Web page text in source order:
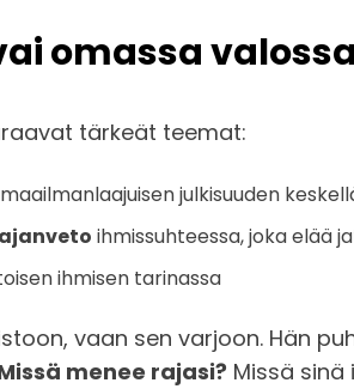
omassa
tärkeät teemat:
maailmanlaajuisen julkisuuden
ihmissuhteessa, joka elää
ihmisen tarinassa
vaan sen varjoon. Hän
menee rajasi? Missä